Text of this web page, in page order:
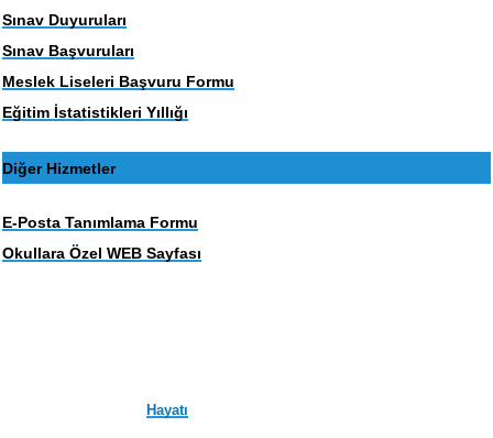
Sınav Duyuruları
Sınav Başvuruları
Meslek Liseleri Başvuru Formu
Eğitim İstatistikleri Yıllığı
Diğer Hizmetler
E-Posta Tanımlama Formu
Okullara Özel WEB Sayfası
Hayatı